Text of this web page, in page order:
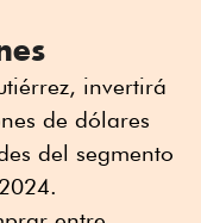
invertirá
de dólares
del segmento